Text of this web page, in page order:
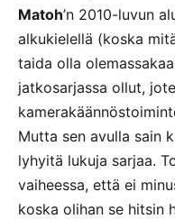
Matoh’n 2010-luvun
alkukielellä (koska
taida olla
jatkosarjassa ollut,
Mutta sen avulla sain
lyhyitä lukuja sarjaa.
vaiheessa, että ei
koska olihan se hitsin